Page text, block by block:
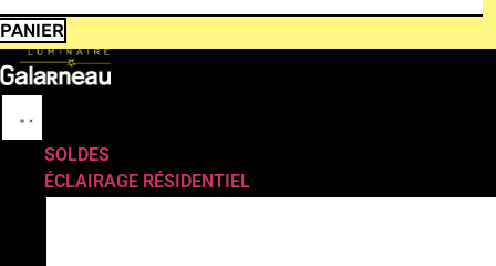
PANIER
SOLDES
ÉCLAIRAGE RÉSIDENTIEL